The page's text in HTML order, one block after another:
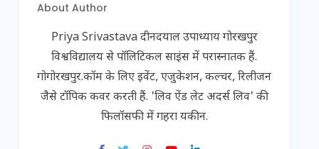
About Author
Priya Srivastava दीनदयाल उपाध्याय गोरखपुर
विश्वविद्यालय से पॉलिटिकल साइंस में परास्नातक हैं.
गोगोरखपुर.कॉम के लिए इवेंट, एजुकेशन, कल्चर, रिलीजन
जैसे टॉपिक कवर करती हैं. 'लिव ऐंड लेट अदर्स लिव' की
फिलॉसफी में गहरा यकीन.